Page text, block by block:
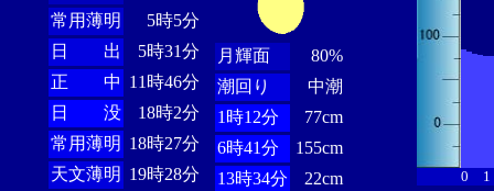
常用薄明
5時5分
日 出
5時31分
正 中 11時46分
日 没
18時2分
常用薄明 18時27分
天文薄明 19時28分
月輝面
80%
潮回り
中潮
1時12分
77cm
6時41分
155cm
13時34分
22cm
0 1